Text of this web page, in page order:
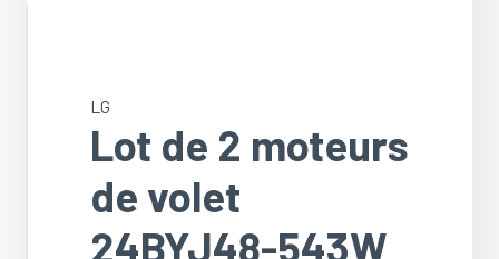
LG
Lot de 2 moteurs
de volet
24BYJ48-543W